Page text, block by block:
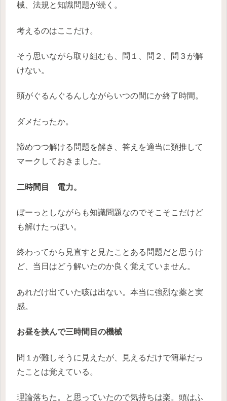
械、法規と知識問題が続く。
考えるのはここだけ。
そう思いながら取り組むも、問１、問２、問３が解
けない。
頭がぐるんぐるんしながらいつの間にか終了時間。
ダメだったか。
諦めつつ解ける問題を解き、答えを適当に類推して
マークしておきました。
二時間目 電力。
ぼーっとしながらも知識問題なのでそこそこだけど
も解けたっぽい。
終わってから見直すと見たことある問題だと思うけ
ど、当日はどう解いたのか良く覚えていません。
あれだけ出ていた咳は出ない。本当に強烈な薬と実
感。
お昼を挟んで三時間目の機械
問１が難しそうに見えたが、見えるだけで簡単だっ
たことは覚えている。
理論落ちた。と思っていたので気持ちは楽。頭はふ